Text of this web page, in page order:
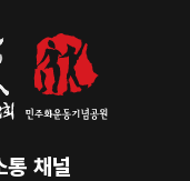
통 채널